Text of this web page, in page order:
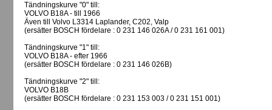
Tändningskurve "0" till:
VOLVO B18A - till 1966
Även till Volvo L3314 Laplander, C202, Valp
(ersätter BOSCH fördelare : 0 231 146 026A / 0 231 161 001)
Tändningskurve "1" till:
VOLVO B18A - efter 1966
(ersätter BOSCH fördelare : 0 231 146 026B)
Tändningskurve "2" till:
VOLVO B18B
(ersätter BOSCH fördelare : 0 231 153 003 / 0 231 151 001)